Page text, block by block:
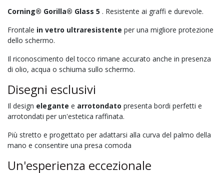
Corning® Gorilla® Glass 5 . Resistente ai graffi e durevole.
Frontale in vetro ultraresistente per una migliore protezione
dello schermo.
Il riconoscimento del tocco rimane accurato anche in presenza
di olio, acqua o schiuma sullo schermo.
Disegni esclusivi
Il design elegante e arrotondato presenta bordi perfetti e
arrotondati per un'estetica raffinata.
Più stretto e progettato per adattarsi alla curva del palmo della
mano e consentire una presa comoda
Un'esperienza eccezionale